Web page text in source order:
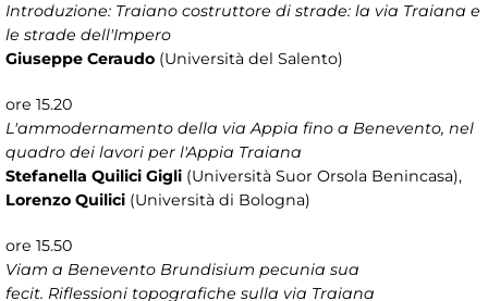
Introduzione: Traiano costruttore di strade: la via Traiana e
le strade dell'Impero
Giuseppe Ceraudo (Università del Salento)
ore 15.20
L'ammodernamento della via Appia fino a Benevento, nel
quadro dei lavori per l'Appia Traiana
Stefanella Quilici Gigli (Università Suor Orsola Benincasa),
Lorenzo Quilici (Università di Bologna)
ore 15.50
Viam a Benevento Brundisium pecunia sua
fecit. Riflessioni topografiche sulla via Traiana